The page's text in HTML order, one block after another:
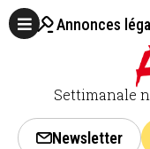
Annonces
Settimanale
Newsletter